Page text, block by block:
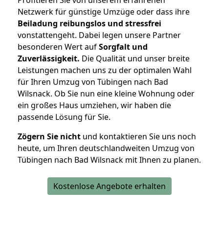
Netzwerk für günstige Umzüge oder dass ihre
Beiladung reibungslos und stressfrei
vonstattengeht. Dabei legen unsere Partner
besonderen Wert aufSorgfalt und
Zuverlässigkeit. Die Qualität und unser breite
Leistungen machen uns zu der optimalen Wahl
für Ihren Umzug von Tübingen nach Bad
Wilsnack. Ob Sie nun eine kleine Wohnung oder
ein großes Haus umziehen, wir haben die
passende Lösung für Sie.
Zögern Sie nicht und kontaktieren Sie uns noch
heute, um Ihren deutschlandweiten Umzug von
Tübingen nach Bad Wilsnack mit Ihnen zu planen.
Kostenlose Angebote erhalten